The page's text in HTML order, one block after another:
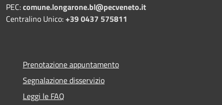
PEC:comune.longarone.bl@pecveneto.it
Centralino Unico:+39 0437 575811
Prenotazione appuntamento
Segnalazione disservizio
Leggi le FAQ